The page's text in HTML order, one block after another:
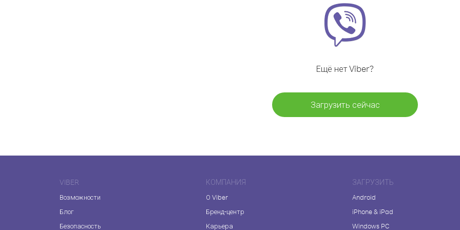
Ещё нет Viber?
Загрузить сейчас
VIBER
Возможности
Блог
Безопасность
КОМПАНИЯ
О Viber
Бренд-центр
Карьера
ЗАГРУЗИТЬ
Android
iPhone & iPad
Windows PC